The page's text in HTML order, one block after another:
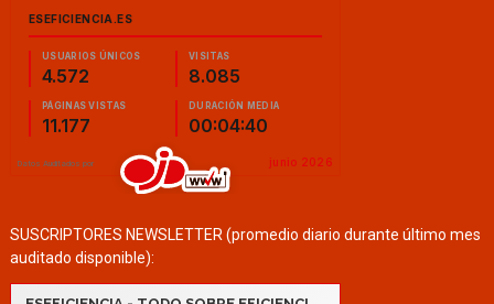
SUSCRIPTORES NEWSLETTER (promedio diario durante último mes
auditado disponible):